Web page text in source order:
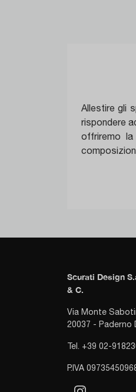
Allestire gli
rispondere
offriremo
Scurati Design
& C.
Via Monte
20037 - Paderno
Tel. +39 02-
P.IVA